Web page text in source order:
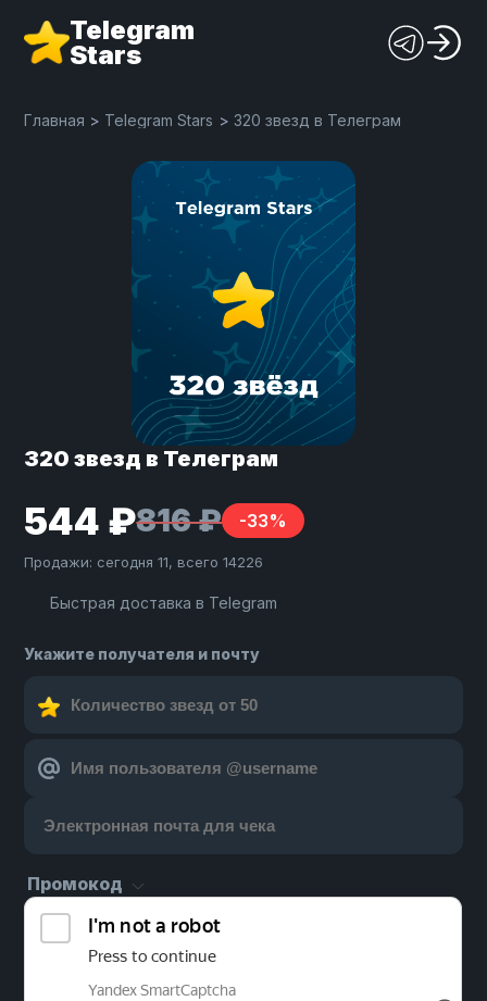
Telegram
Stars
Главная > Telegram Stars >320 звезд в Телеграм
320 звезд в Телеграм
544 ₽816 ₽ -33%
Продажи: сегодня 11, всего 14226
Быстрая доставка в Telegram
Укажите получателя и почту
Промокод